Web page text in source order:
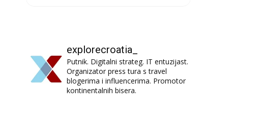
explorecroatia_
Putnik. Digitalni strateg. IT entuzijast.
Organizator press tura s travel
blogerima i influencerima. Promotor
kontinentalnih bisera.